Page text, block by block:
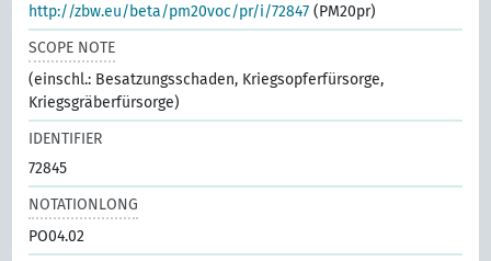
http://zbw.eu/beta/pm20voc/pr/i/72847 (PM20pr)
SCOPE NOTE
(einschl.: Besatzungsschaden, Kriegsopferfürsorge,
Kriegsgräberfürsorge)
IDENTIFIER
72845
NOTATIONLONG
PO04.02